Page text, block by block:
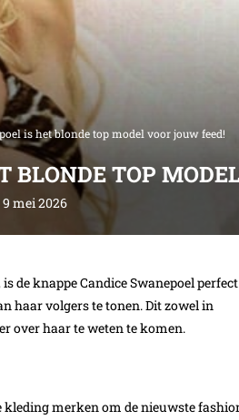
is het blonde top model voor jouw feed!
TOP
9 mei 2026
de knappe Candice Swanepoel perfect
haar volgers te tonen. Dit zowel in
over haar te weten te komen.
kleding merken om de nieuwste